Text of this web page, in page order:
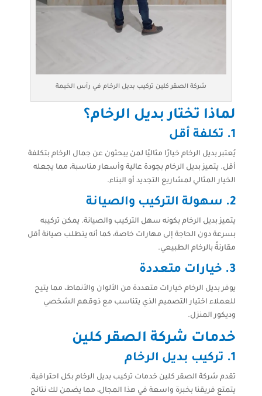
شركة الصقر كلين تركيب بديل الرخام في رأس الخيمة
لماذا تختار بديل الرخام؟
1. تكلفة أقل
يُعتبر بديل الرخام خيارًا مثاليًا لمن يبحثون عن جمال الرخام بتكلفة
أقل. يتميز بديل الرخام بجودة عالية وأسعار مناسبة، مما يجعله
الخيار المثالي لمشاريع التجديد أو البناء.
2. سهولة التركيب والصيانة
يتميز بديل الرخام بكونه سهل التركيب والصيانة. يمكن تركيبه
بسرعة دون الحاجة إلى مهارات خاصة، كما أنه يتطلب صيانة أقل
مقارنةً بالرخام الطبيعي.
3. خيارات متعددة
يوفر بديل الرخام خيارات متعددة من الألوان والأنماط، مما يتيح
للعملاء اختيار التصميم الذي يتناسب مع ذوقهم الشخصي
وديكور المنزل.
خدمات شركة الصقر كلين
1. تركيب بديل الرخام
تقدم شركة الصقر كلين خدمات تركيب بديل الرخام بكل احترافية.
يتمتع فريقنا بخبرة واسعة في هذا المجال، مما يضمن لك نتائج